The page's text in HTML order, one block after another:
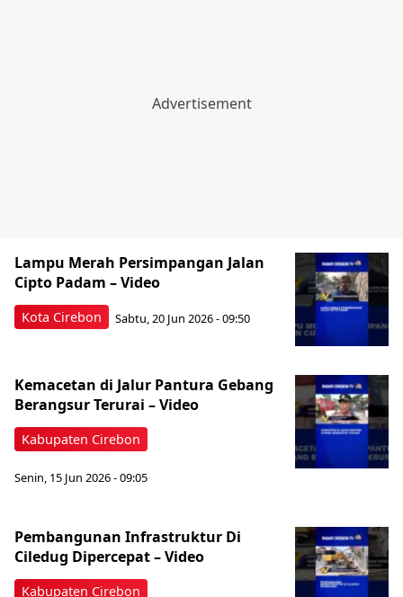
Kota Cirebon
Lampu Merah Persimpangan Jalan
Cipto Padam – Video
Sabtu, 20 Jun 2026 - 09:50
Kabupaten Cirebon
Kemacetan di Jalur Pantura Gebang
Berangsur Terurai – Video
Senin, 15 Jun 2026 - 09:05
Kabupaten Cirebon
Pembangunan Infrastruktur Di
Ciledug Dipercepat – Video